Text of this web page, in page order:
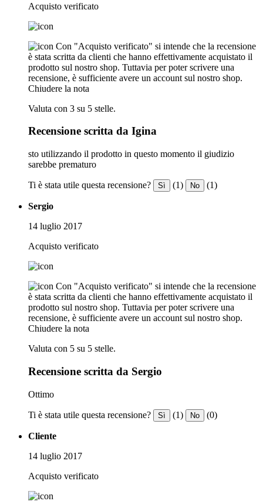
Acquisto verificato
Con "Acquisto verificato" si intende che la recensione
è stata scritta da clienti che hanno effettivamente acquistato il
prodotto sul nostro shop. Tuttavia per poter scrivere una
recensione, è sufficiente avere un account sul nostro shop.
Chiudere la nota
Valuta con 3 su 5 stelle.
Recensione scritta da Igina
sto utilizzando il prodotto in questo momento il giudizio
sarebbe prematuro
Ti è stata utile questa recensione? Sì (1) No (1)
Sergio
14 luglio 2017
Acquisto verificato
Con "Acquisto verificato" si intende che la recensione
è stata scritta da clienti che hanno effettivamente acquistato il
prodotto sul nostro shop. Tuttavia per poter scrivere una
recensione, è sufficiente avere un account sul nostro shop.
Chiudere la nota
Valuta con 5 su 5 stelle.
Recensione scritta da Sergio
Ottimo
Ti è stata utile questa recensione? Sì (1) No (0)
Cliente
14 luglio 2017
Acquisto verificato